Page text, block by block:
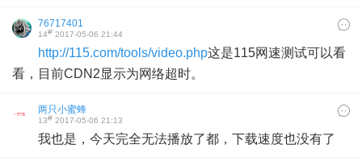
76717401
14# 2017-05-06 21:44
http://115.com/tools/video.php这是115网速测试可以看
看，目前CDN2显示为网络超时。
两只小蜜蜂
13# 2017-05-06 21:13
我也是，今天完全无法播放了都，下载速度也没有了